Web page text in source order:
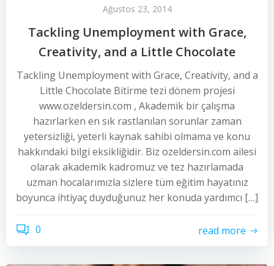
Ağustos 23, 2014
Tackling Unemployment with Grace,
Creativity, and a Little Chocolate
Tackling Unemployment with Grace, Creativity, and a
Little Chocolate Bitirme tezi dönem projesi
www.ozeldersin.com , Akademik bir çalışma
hazırlarken en sık rastlanılan sorunlar zaman
yetersizliği, yeterli kaynak sahibi olmama ve konu
hakkındaki bilgi eksikliğidir. Biz ozeldersin.com ailesi
olarak akademik kadromuz ve tez hazırlamada
uzman hocalarımızla sizlere tüm eğitim hayatınız
boyunca ihtiyaç duyduğunuz her konuda yardımcı […]
0 read more